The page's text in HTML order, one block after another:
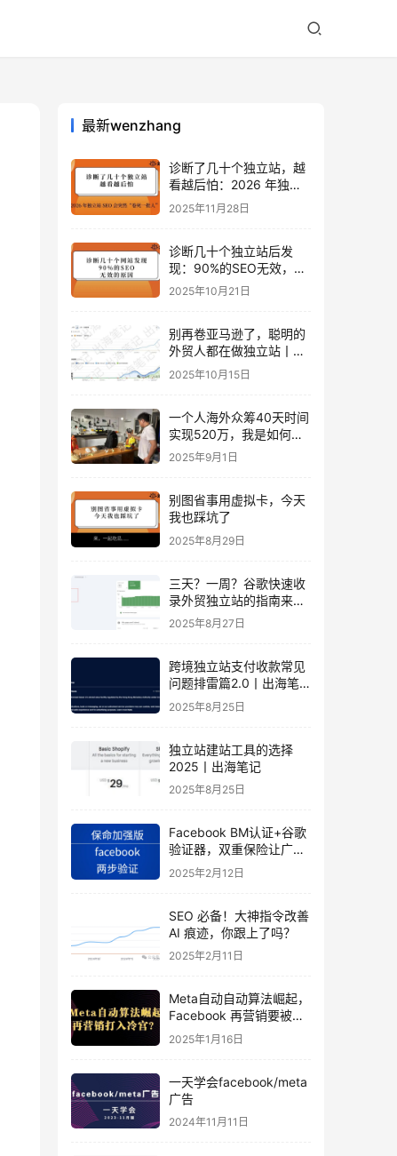
最新wenzhang
诊断了几十个独立站，越
看越后怕：2026 年独立
站 SEO 可能会突然“卷死
一批人”？
2025年11月28日
诊断几十个独立站后发
现：90%的SEO无效，是
因为忽略了这关键一步
2025年10月21日
别再卷亚马逊了，聪明的
外贸人都在做独立站丨出
海笔记
2025年10月15日
一个人海外众筹40天时间
实现520万，我是如何做
到的？丨出海笔记
2025年9月1日
别图省事用虚拟卡，今天
我也踩坑了
2025年8月29日
三天？一周？谷歌快速收
录外贸独立站的指南来
了！丨出海笔记
2025年8月27日
跨境独立站支付收款常见
问题排雷篇2.0丨出海笔
记
2025年8月25日
独立站建站工具的选择
2025丨出海笔记
2025年8月25日
Facebook BM认证+谷歌
验证器，双重保险让广告
投手账号稳如泰山
2025年2月12日
SEO 必备！大神指令改善
AI 痕迹，你跟上了吗？
2025年2月11日
Meta自动自动算法崛起，
Facebook 再营销要被打
入冷宫？
2025年1月16日
一天学会facebook/meta
广告
2024年11月11日